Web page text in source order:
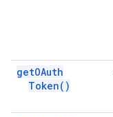
getOAuth
Token( )